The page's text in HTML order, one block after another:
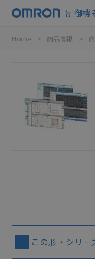
制御機
Home > 商品情報 >
この形・シリー